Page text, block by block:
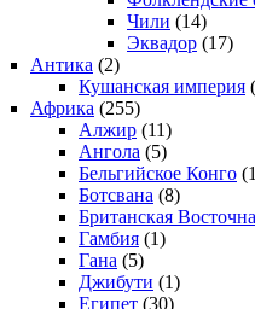
Чили (14)
Эквадор (17)
Антика (2)
Кушанская империя
Африка (255)
Алжир (11)
Ангола (5)
Бельгийское Конго
Ботсвана (8)
Британская
Гамбия (1)
Гана (5)
Джибути (1)
Египет (30)